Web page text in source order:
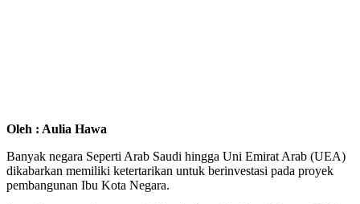
Oleh : Aulia Hawa
Banyak negara Seperti Arab Saudi hingga Uni Emirat Arab (UEA)
dikabarkan memiliki ketertarikan untuk berinvestasi pada proyek
pembangunan Ibu Kota Negara.